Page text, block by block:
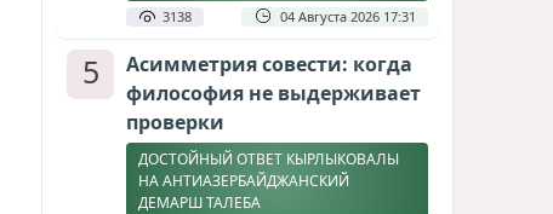
3138 04 Августа 2026 17:31
5
Асимметрия совести: когда
философия не выдерживает
проверки
ДОСТОЙНЫЙ ОТВЕТ КЫРЛЫКОВАЛЫ
НА АНТИАЗЕРБАЙДЖАНСКИЙ
ДЕМАРШ ТАЛЕБА